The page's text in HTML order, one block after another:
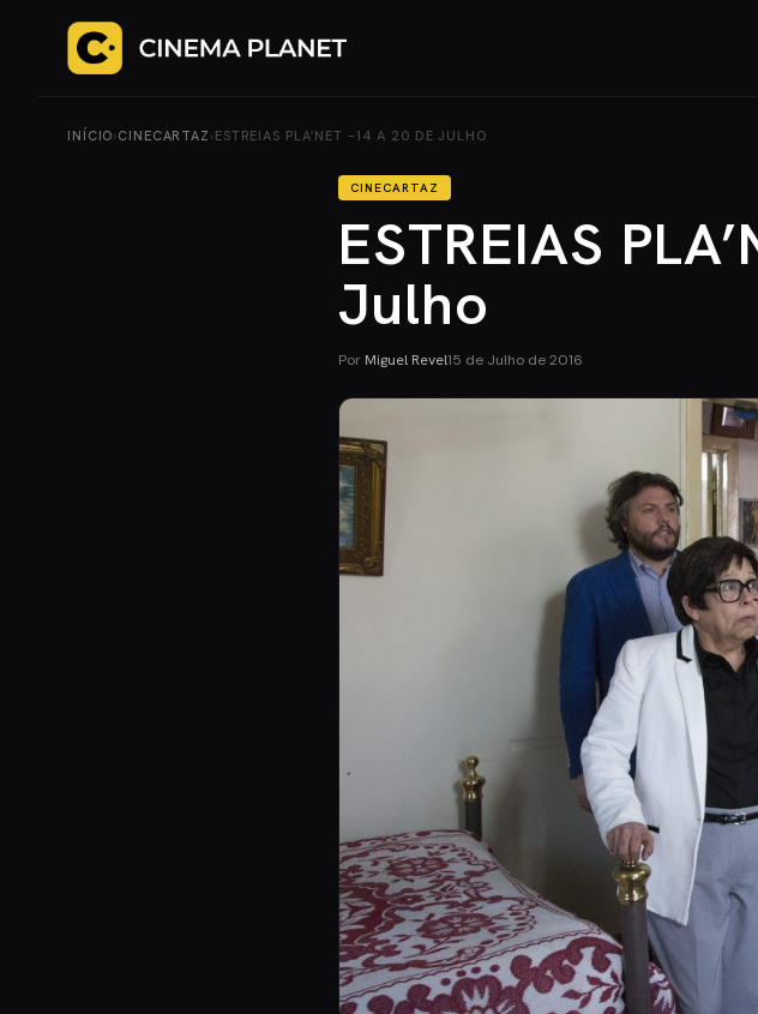
INÍCIO› CINECARTAZ › ESTREIAS PLA’NET -14 A 20 DE JULHO
CINECARTAZ
ESTREIAS
Julho
Por Miguel Revel15 de Julho de 2016